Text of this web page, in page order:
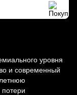
уровня
и современный